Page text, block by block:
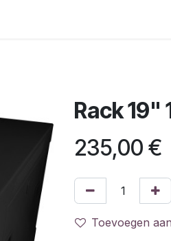
Rack 19"
235,00 €
Toevoegen